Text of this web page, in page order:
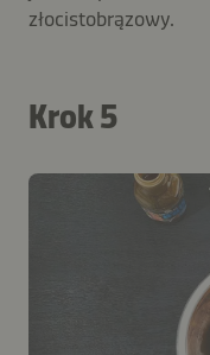
złocistobrązowy.
Krok 5